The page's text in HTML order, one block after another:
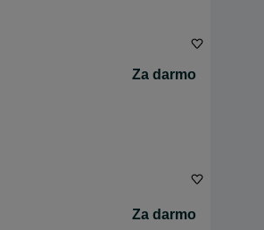
Za darmo
Za darmo